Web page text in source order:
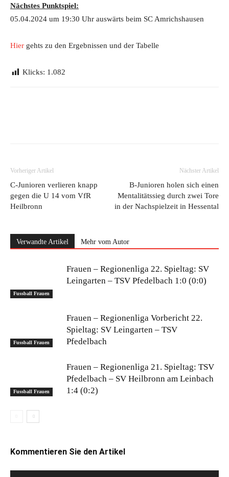
Nächstes Punktspiel:
05.04.2024 um 19:30 Uhr auswärts beim SC Amrichshausen
Hier gehts zu den Ergebnissen und der Tabelle
Klicks: 1.082
Vorheriger Artikel
C-Junioren verlieren knapp
gegen die U 14 vom VfR
Heilbronn
Nächster Artikel
B-Junioren holen sich einen
Mentalitätssieg durch zwei Tore
in der Nachspielzeit in Hessental
Verwandte Artikel Mehr vom Autor
Fussball Frauen
Frauen – Regionenliga 22. Spieltag: SV
Leingarten – TSV Pfedelbach 1:0 (0:0)
Fussball Frauen
Frauen – Regionenliga Vorbericht 22.
Spieltag: SV Leingarten – TSV
Pfedelbach
Fussball Frauen
Frauen – Regionenliga 21. Spieltag: TSV
Pfedelbach – SV Heilbronn am Leinbach
1:4 (0:2)
Kommentieren Sie den Artikel